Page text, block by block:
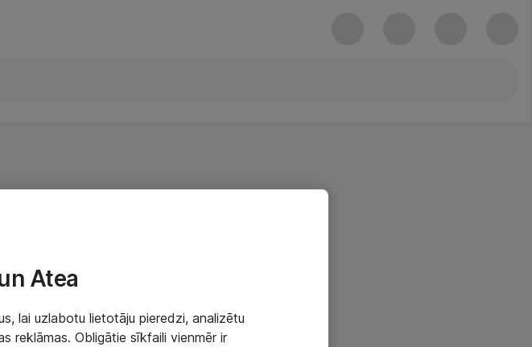
Atea
lai uzlabotu lietotāju pieredzi, analizētu
reklāmas. Obligātie sīkfaili vienmēr ir